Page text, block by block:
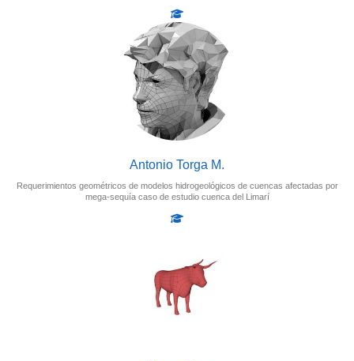
Antonio Torga M.
Requerimientos geométricos de modelos hidrogeológicos de cuencas afectadas por
mega-sequía caso de estudio cuenca del Limarí